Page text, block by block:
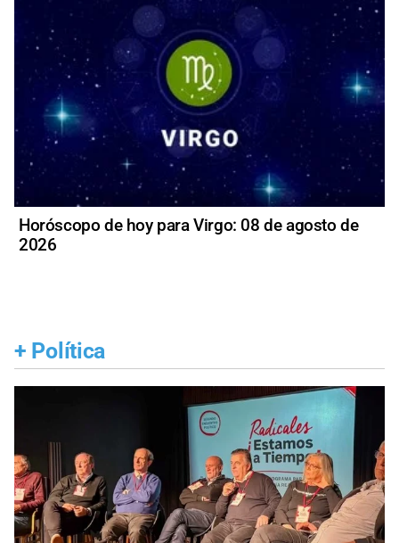
Horóscopo de hoy para Virgo: 08 de agosto de
2026
+ Política